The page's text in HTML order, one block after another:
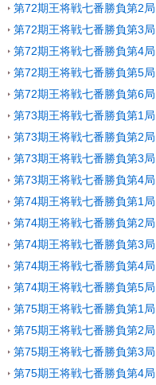
第72期王将戦七番勝負第2局
第72期王将戦七番勝負第3局
第72期王将戦七番勝負第4局
第72期王将戦七番勝負第5局
第72期王将戦七番勝負第6局
第73期王将戦七番勝負第1局
第73期王将戦七番勝負第2局
第73期王将戦七番勝負第3局
第73期王将戦七番勝負第4局
第74期王将戦七番勝負第1局
第74期王将戦七番勝負第2局
第74期王将戦七番勝負第3局
第74期王将戦七番勝負第4局
第74期王将戦七番勝負第5局
第75期王将戦七番勝負第1局
第75期王将戦七番勝負第2局
第75期王将戦七番勝負第3局
第75期王将戦七番勝負第4局